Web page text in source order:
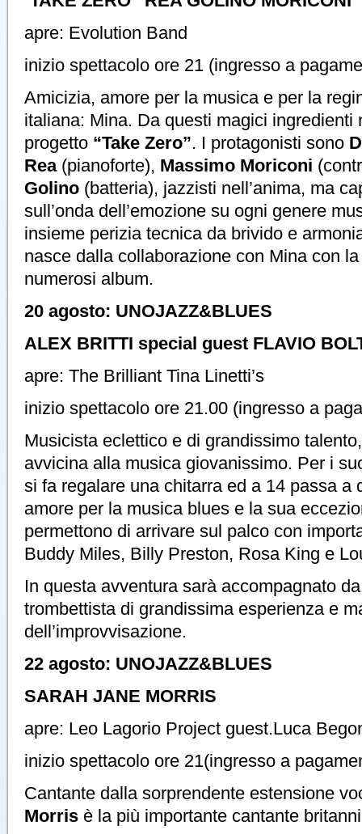
apre: Evolution Band
inizio spettacolo ore 21 (ingresso a
Amicizia, amore per la musica e per la
italiana: Mina. Da questi magici ingredienti
progetto “Take Zero”. I protagonisti sono
Rea(pianoforte), Massimo Moriconi
Golino (batteria), jazzisti nell’anima, ma
sull’onda dell’emozione su ogni genere
insieme perizia tecnica da brivido e
nasce dalla collaborazione con Mina con
numerosi album.
20 agosto: UNOJAZZ&BLUES
ALEX BRITTI special guest FLAVIO
apre: The Brilliant Tina Linetti’s
inizio spettacolo ore 21.00 (ingresso a
Musicista eclettico e di grandissimo
avvicina alla musica giovanissimo. Per i
si fa regalare una chitarra ed a 14 passa a
amore per la musica blues e la sua
permettono di arrivare sul palco con
Buddy Miles, Billy Preston, Rosa King e
In questa avventura sarà accompagnato
trombettista di grandissima esperienza e
dell’improvvisazione.
22 agosto: UNOJAZZ&BLUES
SARAH JANE MORRIS
apre: Leo Lagorio Project guest.Luca
inizio spettacolo ore 21(ingresso a
Cantante dalla sorprendente estensione
Morris è la più importante cantante